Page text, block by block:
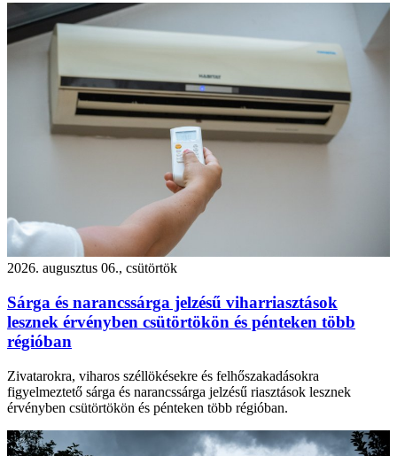
2026. augusztus 06., csütörtök
Sárga és narancssárga jelzésű viharriasztások
lesznek érvényben csütörtökön és pénteken több
régióban
Zivatarokra, viharos széllökésekre és felhőszakadásokra
figyelmeztető sárga és narancssárga jelzésű riasztások lesznek
érvényben csütörtökön és pénteken több régióban.